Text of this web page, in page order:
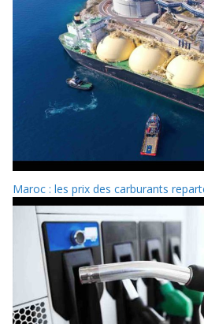
Maroc : les prix des carburants